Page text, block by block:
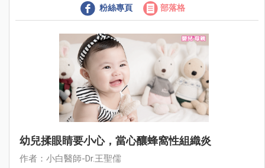
粉絲專頁 部落格
幼兒揉眼睛要小心，當心釀蜂窩性組織炎
作者：小白醫師-Dr.王聖儒